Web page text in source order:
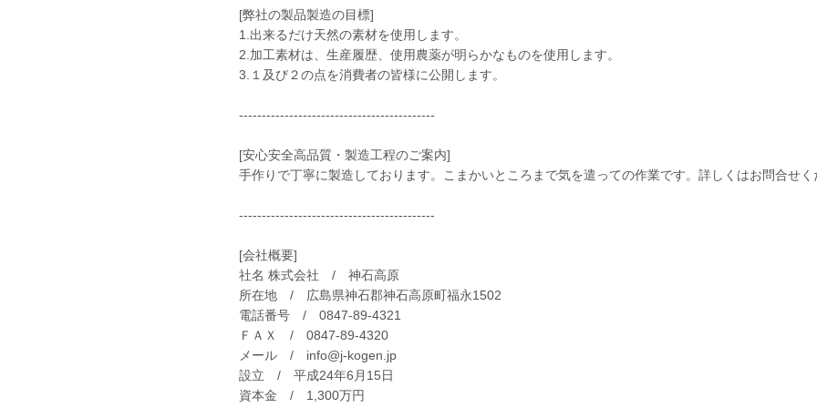
[弊社の製品製造の目標]
1.出来るだけ天然の素材を使用します。
2.加工素材は、生産履歴、使用農薬が明らかなものを使用します。
3.１及び２の点を消費者の皆様に公開します。
-------------------------------------------
[安心安全高品質・製造工程のご案内]
手作りで丁寧に製造しております。こまかいところまで気を遣っての作業です。詳しくはお問合せく
-------------------------------------------
[会社概要]
社名 株式会社 / 神石高原
所在地 / 広島県神石郡神石高原町福永1502
電話番号 / 0847-89-4321
ＦＡＸ / 0847-89-4320
メール / info@j-kogen.jp
設立 / 平成24年6月15日
資本金 / 1,300万円